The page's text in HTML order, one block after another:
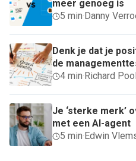
meer genoeg is
5 min· Danny
Denk je dat je
de
4 min· Richard
Je ‘sterke merk’
met een AI-agent
5 min· Edwin